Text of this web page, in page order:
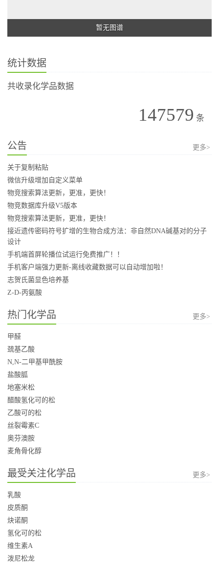
暂无图谱
统计数据
共收录化学品数据
147579 条
公告 更多>
关于复制粘贴
微信升级增加自定义菜单
物竞搜索算法更新，更准，更快！
物竞数据库升级V5版本
物竞搜索算法更新，更准，更快！
接近遗传密码符号扩增的生物合成方法：非自然DNA碱基对的分子
设计
手机端首屏轮播位试运行免费推广！！
手机客户端强力更新-离线收藏数据可以自动增加啦！
志贺氏菌显色培养基
Z-D-丙氨酸
热门化学品 更多>
甲醛
巯基乙酸
N,N-二甲基甲酰胺
盐酸胍
地塞米松
醋酸氢化可的松
乙酸可的松
丝裂霉素C
奥芬澳胺
麦角骨化醇
最受关注化学品 更多>
乳酸
皮质酮
炔诺酮
氢化可的松
维生素A
泼尼松龙